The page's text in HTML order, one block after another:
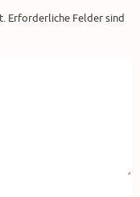
Erforderliche Felder sind